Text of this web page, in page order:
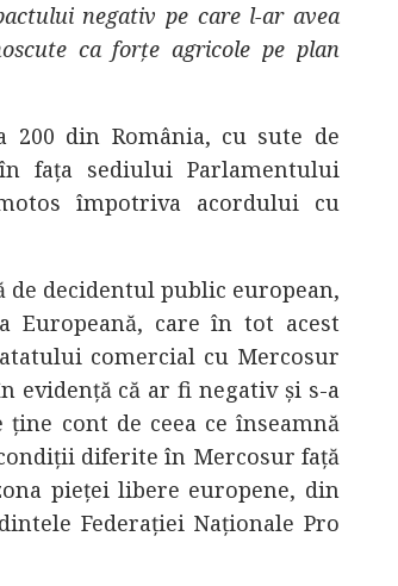
negativ pe care l-ar avea
ca forțe agricole pe plan
din România, cu sute de
fața sediului Parlamentului
împotriva acordului cu
de decidentul public european,
Europeană, care în tot acest
comercial cu Mercosur
evidență că ar fi negativ și s-a
cont de ceea ce înseamnă
diferite în Mercosur față
pieței libere europene, din
Federației Naționale Pro